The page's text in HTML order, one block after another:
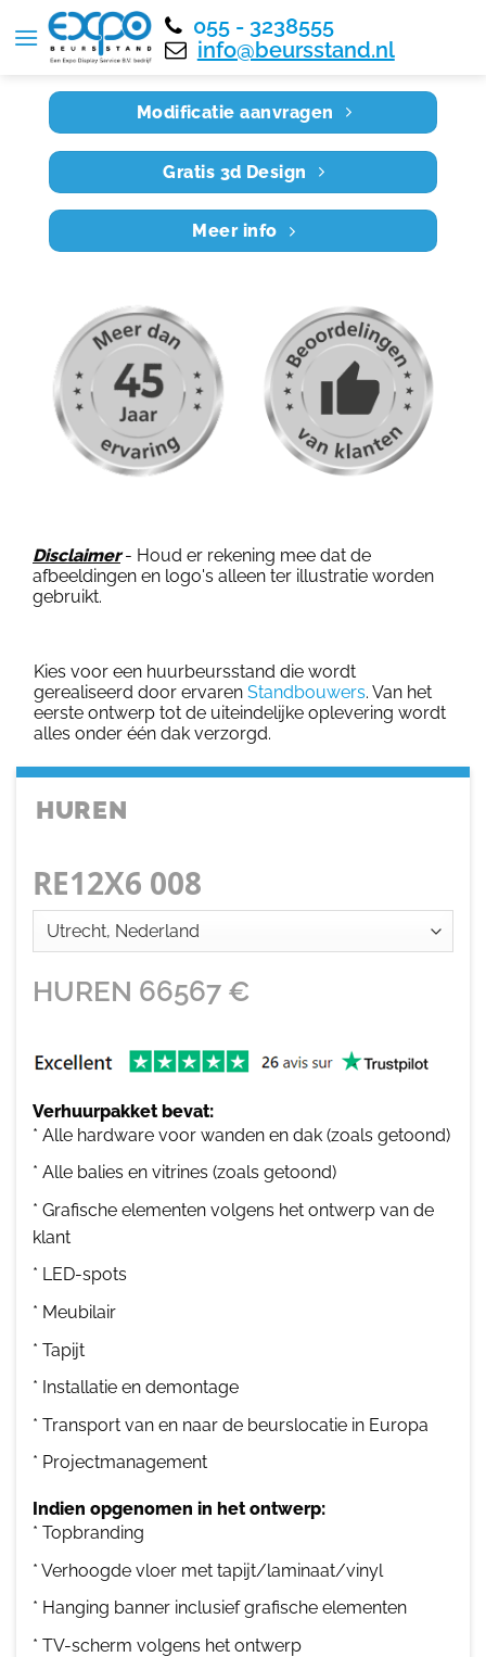
055 - 3238555
info@beursstand.nl
Home RE12X6 008
Modificatie aanvragen
Gratis 3d Design
Meer info
Disclaimer- Houd er rekening mee dat de
afbeeldingen en logo's alleen ter illustratie worden
gebruikt.
Kies voor een huurbeursstand die wordt
gerealiseerd door ervaren Standbouwers. Van het
eerste ontwerp tot de uiteindelijke oplevering wordt
alles onder één dak verzorgd.
HUREN
RE12X6 008
HUREN 66567 €
Verhuurpakket bevat:
* Alle hardware voor wanden en dak (zoals getoond)
* Alle balies en vitrines (zoals getoond)
* Grafische elementen volgens het ontwerp van de
klant
* LED-spots
* Meubilair
* Tapijt
* Installatie en demontage
* Transport van en naar de beurslocatie in Europa
* Projectmanagement
Indien opgenomen in het ontwerp:
* Topbranding
* Verhoogde vloer met tapijt/laminaat/vinyl
* Hanging banner inclusief grafische elementen
* TV-scherm volgens het ontwerp